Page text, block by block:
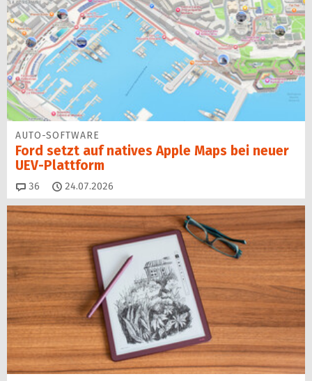
AUTO-SOFTWARE
Ford setzt auf natives Apple Maps bei neuer
UEV-Plattform
36 Kommentare
24.07.2026